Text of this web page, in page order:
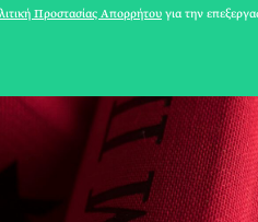
Προστασίας Απορρήτουγια την